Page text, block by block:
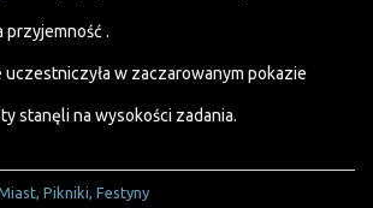
przyjemność .
w zaczarowanym pokazie
stanęli na wysokości zadania.
Pikniki, Festyny